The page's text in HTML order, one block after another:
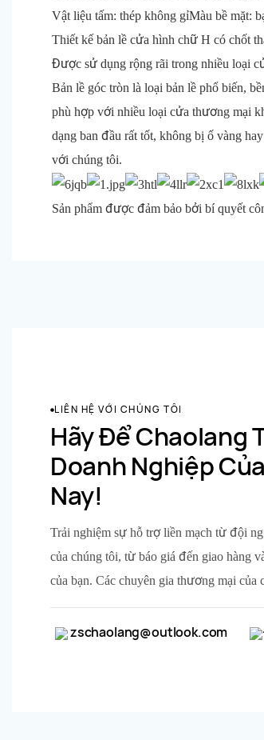
Vật liệu tấm: thép không gỉMàu bề mặt:
Thiết kế bản lề cửa hình chữ H có chốt
Được sử dụng rộng rãi trong nhiều loại
Bản lề góc tròn là loại bản lề phổ biến,
phù hợp với nhiều loại cửa thương mại
dạng ban đầu rất tốt, không bị ố vàng
với chúng tôi.
Sản phẩm được đảm bảo bởi bí quyết
LIÊN HỆ VỚI CHÚNG TÔI
Hãy Để Chaolang
Doanh Nghiệp
Nay!
Trải nghiệm sự hỗ trợ liền mạch từ đội
của chúng tôi, từ báo giá đến giao hàng
của bạn. Các chuyên gia thương mại của
zschaolang@outlook.com